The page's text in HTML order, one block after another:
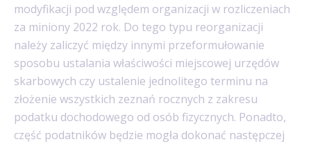
modyfikacji pod względem organizacji w rozliczeniach
za miniony 2022 rok. Do tego typu reorganizacji
należy zaliczyć między innymi przeformułowanie
sposobu ustalania właściwości miejscowej urzędów
skarbowych czy ustalenie jednolitego terminu na
złożenie wszystkich zeznań rocznych z zakresu
podatku dochodowego od osób fizycznych. Ponadto,
część podatników będzie mogła dokonać następczej